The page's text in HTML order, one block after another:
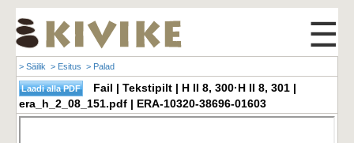
☰
> Säilik > Esitus > Palad
Fail | Tekstipilt | H II 8, 300·H II 8, 301 |
era_h_2_08_151.pdf | ERA-10320-38696-01603